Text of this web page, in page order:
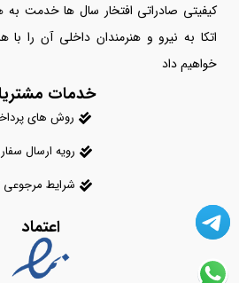
کیفیتی صادراتی افتخار سال ها خدمت به
اتکا به نیرو و هنرمندان داخلی آن را
خواهیم داد
خدمات
روش های
رویه ارسال
شرایط مرجوعی
اعتماد